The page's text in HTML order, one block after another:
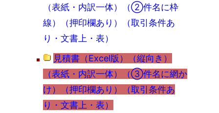
（表紙・内訳一体）（②件名に枠
線）（押印欄あり）（取引条件あ
り・文書上・表）
見積書（Excel版）（縦向き）
（表紙・内訳一体）（③件名に網か
け）（押印欄あり）（取引条件あ
り・文書上・表）